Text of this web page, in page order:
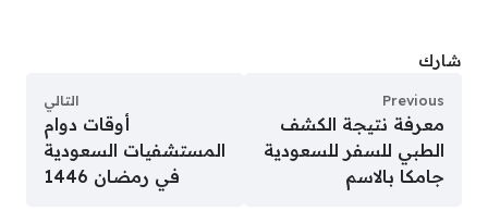
شارك
Previous
معرفة نتيجة الكشف
الطبي للسفر للسعودية
جامكا بالاسم
التالي
أوقات دوام
المستشفيات السعودية
في رمضان 1446